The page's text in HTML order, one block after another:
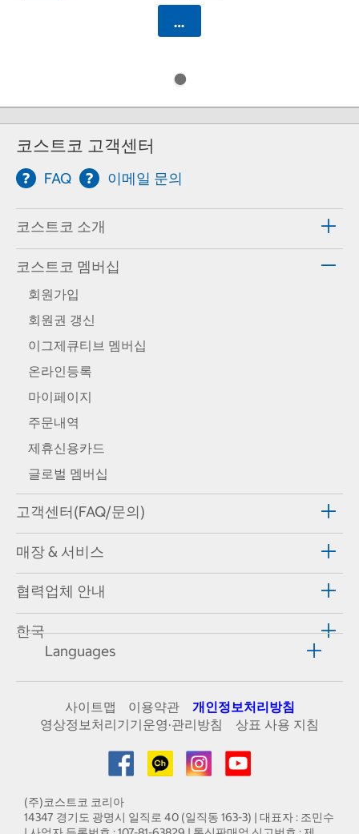
카트에 담기
코스트코 고객센터
FAQ 이메일 문의
코스트코 소개
코스트코 멤버십
회원가입
회원권 갱신
이그제큐티브 멤버십
온라인등록
마이페이지
주문내역
제휴신용카드
글로벌 멤버십
고객센터(FAQ/문의)
매장 & 서비스
협력업체 안내
한국
Languages
사이트맵 이용약관
개인정보처리방침
영상정보처리기기운영·관리방침
상표 사용 지침
(주)코스트코 코리아
14347 경기도 광명시 일직로 40 (일직동 163-3) | 대표자 : 조민수